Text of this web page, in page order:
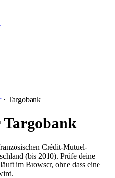
· Targobank
Targobank
Crédit-Mutuel-
(bis 2010). Prüfe deine
im Browser, ohne dass eine